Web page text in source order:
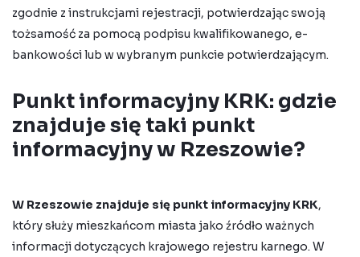
zgodnie z instrukcjami rejestracji, potwierdzając swoją
tożsamość za pomocą podpisu kwalifikowanego, e-
bankowości lub w wybranym punkcie potwierdzającym.
Punkt informacyjny KRK: gdzie
znajduje się taki punkt
informacyjny w Rzeszowie?
W Rzeszowie znajduje się punkt informacyjny KRK,
który służy mieszkańcom miasta jako źródło ważnych
informacji dotyczących krajowego rejestru karnego. W